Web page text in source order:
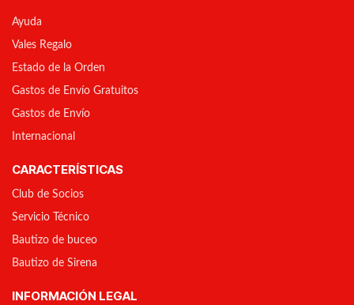
Ayuda
Vales Regalo
Estado de la Orden
Gastos de Envío Gratuitos
Gastos de Envío
Internacional
CARACTERÍSTICAS
Club de Socios
Servicio Técnico
Bautizo de buceo
Bautizo de Sirena
INFORMACIÓN LEGAL